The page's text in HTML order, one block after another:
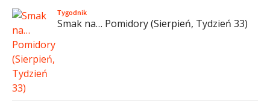
Tygodnik
Smak na… Pomidory (Sierpień, Tydzień 33)